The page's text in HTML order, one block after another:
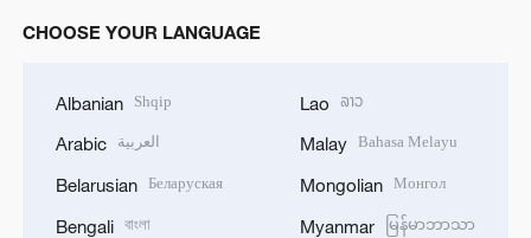
CHOOSE YOUR LANGUAGE
Albanian Shqip
Arabic العربية
Belarusian Беларуская
Bengali বাংলা
Lao ລາວ
Malay Bahasa Melayu
Mongolian Монгол
Myanmar မြန်မာဘာသာ